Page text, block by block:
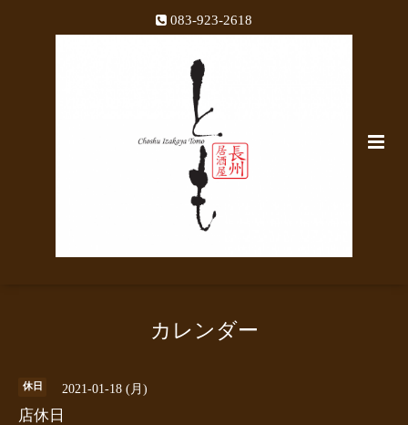
083-923-2618
カレンダー
休日 2021-01-18 (月)
店休日